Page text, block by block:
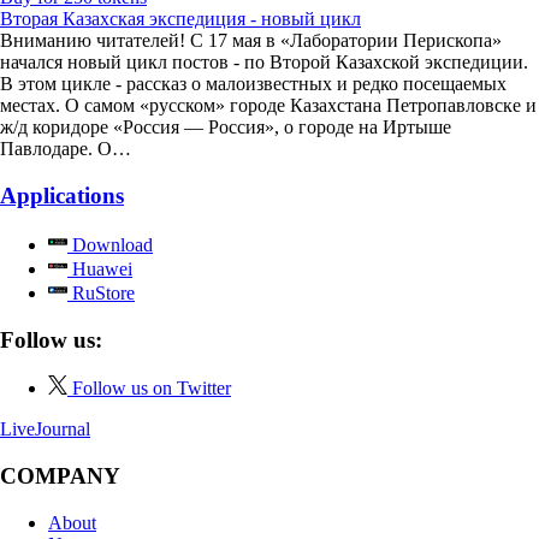
Вторая Казахская экспедиция - новый цикл
Вниманию читателей! С 17 мая в «Лаборатории Перископа»
начался новый цикл постов - по Второй Казахской экспедиции.
В этом цикле - рассказ о малоизвестных и редко посещаемых
местах. О самом «русском» городе Казахстана Петропавловске и
ж/д коридоре «Россия — Россия», о городе на Иртыше
Павлодаре. О…
Applications
Download
Huawei
RuStore
Follow us:
Follow us on Twitter
LiveJournal
COMPANY
About